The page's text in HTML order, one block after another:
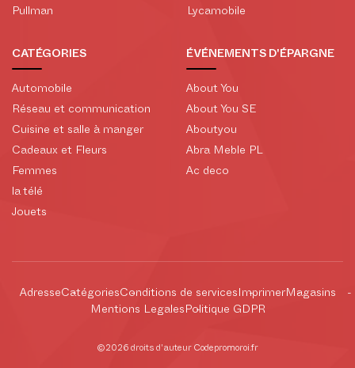
Pullman Lycamobile
CATÉGORIES
Automobile
Réseau et communication
Cuisine et salle à manger
Cadeaux et Fleurs
Femmes
la télé
Jouets
ÉVÉNEMENTS D'ÉPARGNE
About You
About You SE
Aboutyou
Abra Meble PL
Ac deco
Adresse Catégories Conditions de services Imprimer Magasins
Mentions Legales Politique GDPR
©2026 droits d'auteur Codepromoroi.fr